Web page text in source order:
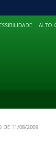
PARA
ALTO-
DE 11/08/2009